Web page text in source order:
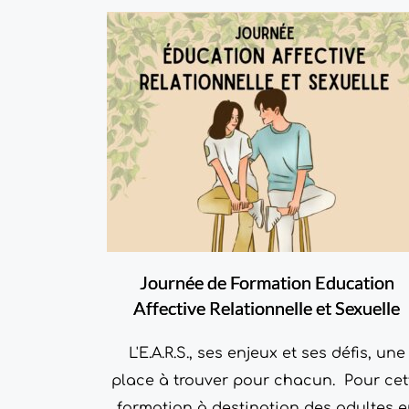
Journée de Formation Education
Affective Relationnelle et Sexuelle
L'E.A.R.S., ses enjeux et ses défis, une
place à trouver pour chacun. Pour